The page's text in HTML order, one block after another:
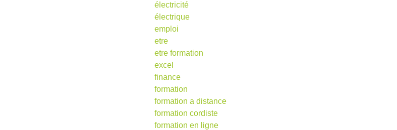
électricité
électrique
emploi
etre
etre formation
excel
finance
formation
formation a distance
formation cordiste
formation en ligne